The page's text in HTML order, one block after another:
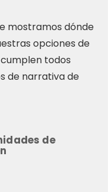
mostramos dónde
opciones de
todos
de narrativa de
de